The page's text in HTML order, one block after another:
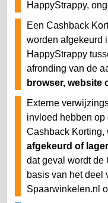
HappyStrappy,
Een Cashback
worden afgekeurd
HappyStrappy
afronding van de
browser, website
Externe
invloed hebben op
Cashback Korting,
afgekeurd of
dat geval wordt de
basis van het deel
Spaarwinkelen.nl